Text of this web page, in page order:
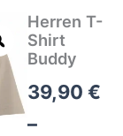
Herren T-
Shirt
Buddy
39,90 €
–